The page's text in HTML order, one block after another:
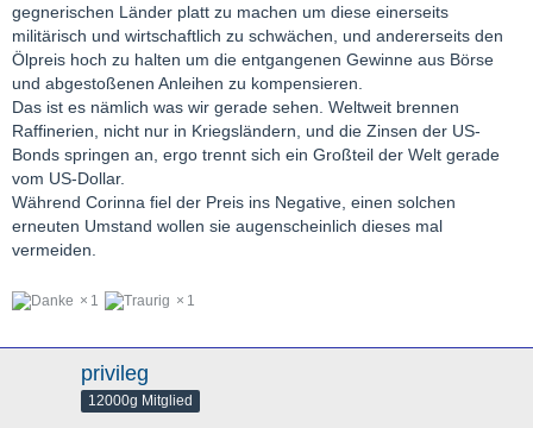
gegnerischen Länder platt zu machen um diese einerseits
militärisch und wirtschaftlich zu schwächen, und andererseits den
Ölpreis hoch zu halten um die entgangenen Gewinne aus Börse
und abgestoßenen Anleihen zu kompensieren.
Das ist es nämlich was wir gerade sehen. Weltweit brennen
Raffinerien, nicht nur in Kriegsländern, und die Zinsen der US-
Bonds springen an, ergo trennt sich ein Großteil der Welt gerade
vom US-Dollar.
Während Corinna fiel der Preis ins Negative, einen solchen
erneuten Umstand wollen sie augenscheinlich dieses mal
vermeiden.
1 1
privileg
12000g Mitglied